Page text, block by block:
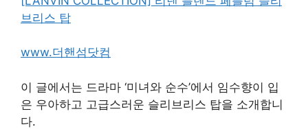
브리스 탑
www.더핸섬닷컴
이 글에서는 드라마 ‘미녀와 순수’에서 임수향이 입
은 우아하고 고급스러운 슬리브리스 탑을 소개합니
다.